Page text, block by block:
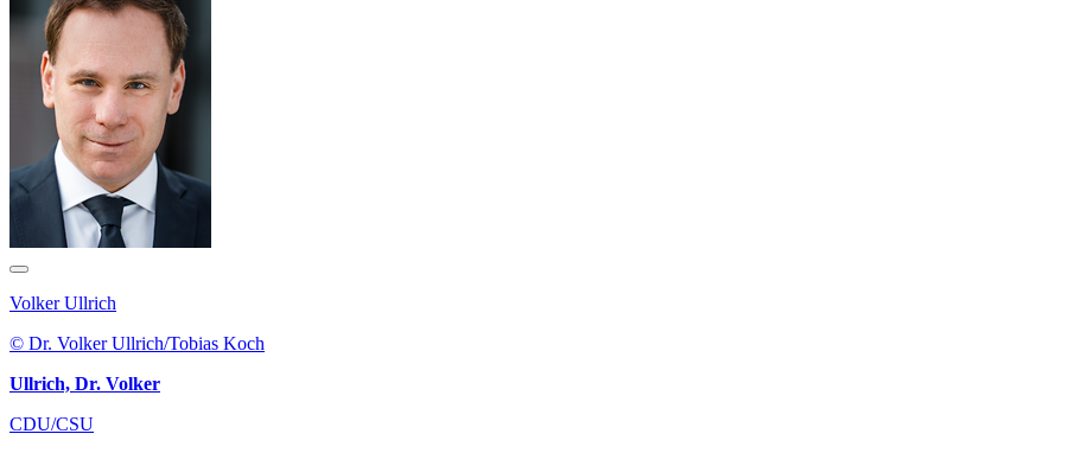
Volker Ullrich
© Dr. Volker Ullrich/Tobias Koch
Ullrich, Dr. Volker
CDU/CSU